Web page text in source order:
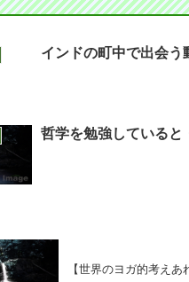
インドの町中で出会う
哲学を勉強していると
【世界のヨガ的考えあ